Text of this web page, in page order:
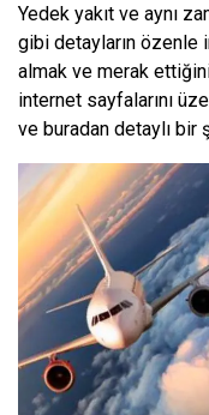
Yedek yakıt ve aynı
gibi detayların özenle
almak ve merak
internet sayfalarını
ve buradan detaylı